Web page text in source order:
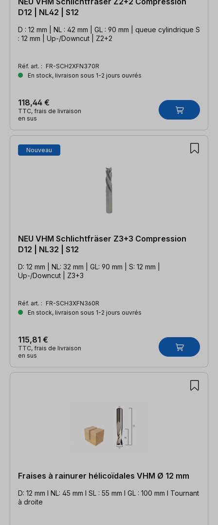
D12 | NL42 | S12
D : 12 mm | NL : 42 mm | GL : 90 mm | queue cylindrique S
: 12 mm | Up-/Downcut | Z2+2
Réf. art. : FR-SCH2XFN370R
En stock, livraison sous 1-2 jours ouvrés
118,44 €
TTC, frais de livraison
en sus
Nouveau
NEU VHM Schlichtfräser Z3+3 Compression
D12 | NL32 | S12
D: 12 mm | NL: 32 mm | GL: 90 mm | S: 12 mm |
Up-/Downcut | Z3+3
Réf. art. : FR-SCH3XFN360R
En stock, livraison sous 1-2 jours ouvrés
115,81 €
TTC, frais de livraison
en sus
Fraises à rainurer hélicoïdales VHM Ø 12 mm
D: 12 mm l NL: 45 mm l SL : 55 mm l GL : 100 mm l Tournant
à droite